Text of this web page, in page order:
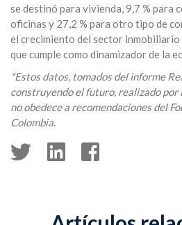
se destinó para vivienda, 9,7 % para
oficinas y 27,2 % para otro tipo de
el crecimiento del sector inmobiliario
que cumple como dinamizador de la
*Estos datos, tomados del informe
construyendo el futuro, realizado por
no obedece a recomendaciones del
Colombia.